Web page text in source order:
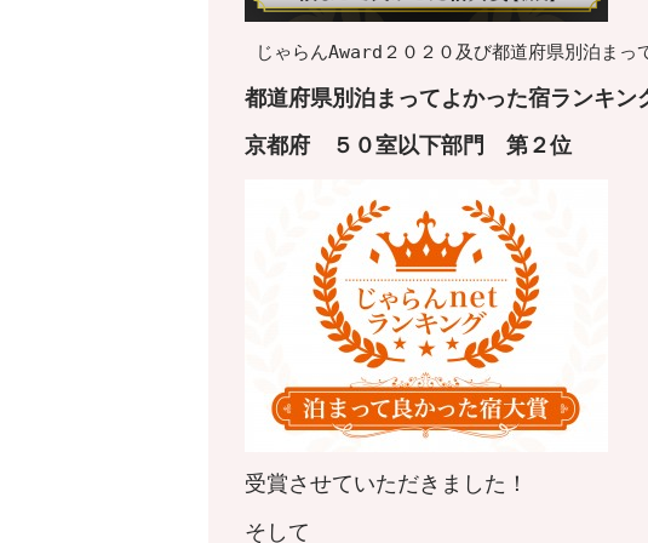
じゃらんAward２０２０及び都道府県別泊まっ
都道府県別泊まってよかった宿ランキン
京都府
５０室以下部門 第２位
受賞させていただきました！
そして